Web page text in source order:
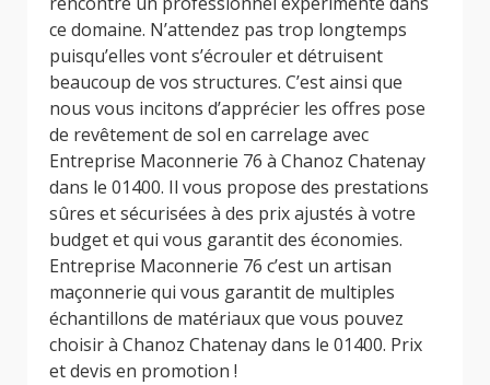
ce domaine. N’attendez pas trop longtemps
puisqu’elles vont s’écrouler et détruisent
beaucoup de vos structures. C’est ainsi que
nous vous incitons d’apprécier les offres pose
de revêtement de sol en carrelage avec
Entreprise Maconnerie 76 à Chanoz Chatenay
dans le 01400. Il vous propose des prestations
sûres et sécurisées à des prix ajustés à votre
budget et qui vous garantit des économies.
Entreprise Maconnerie 76 c’est un artisan
maçonnerie qui vous garantit de multiples
échantillons de matériaux que vous pouvez
choisir à Chanoz Chatenay dans le 01400. Prix
et devis en promotion !